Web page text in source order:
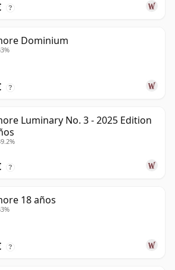
?
Dominium
?
Luminary No. 3 - 2025 Edition
?
18 años
?